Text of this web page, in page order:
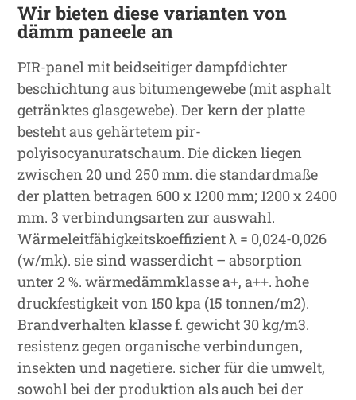
Wir bieten diese varianten von
dämm paneele an
PIR-panel mit beidseitiger dampfdichter
beschichtung aus bitumengewebe (mit asphalt
getränktes glasgewebe). Der kern der platte
besteht aus gehärtetem pir-
polyisocyanuratschaum. Die dicken liegen
zwischen 20 und 250 mm. die standardmaße
der platten betragen 600 x 1200 mm; 1200 x 2400
mm. 3 verbindungsarten zur auswahl.
Wärmeleitfähigkeitskoeffizient λ = 0,024-0,026
(w/mk). sie sind wasserdicht – absorption
unter 2 %. wärmedämmklasse a+, a++. hohe
druckfestigkeit von 150 kpa (15 tonnen/m2).
Brandverhalten klasse f. gewicht 30 kg/m3.
resistenz gegen organische verbindungen,
insekten und nagetiere. sicher für die umwelt,
sowohl bei der produktion als auch bei der